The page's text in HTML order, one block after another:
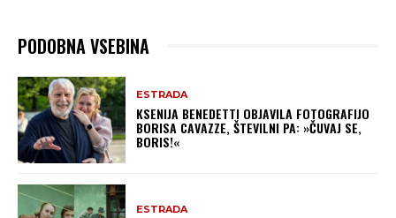
PODOBNA VSEBINA
ESTRADA
KSENIJA BENEDETTI OBJAVILA FOTOGRAFIJO
BORISA CAVAZZE, ŠTEVILNI PA: »ČUVAJ SE,
BORIS!«
ESTRADA